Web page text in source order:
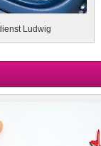
Ludwig